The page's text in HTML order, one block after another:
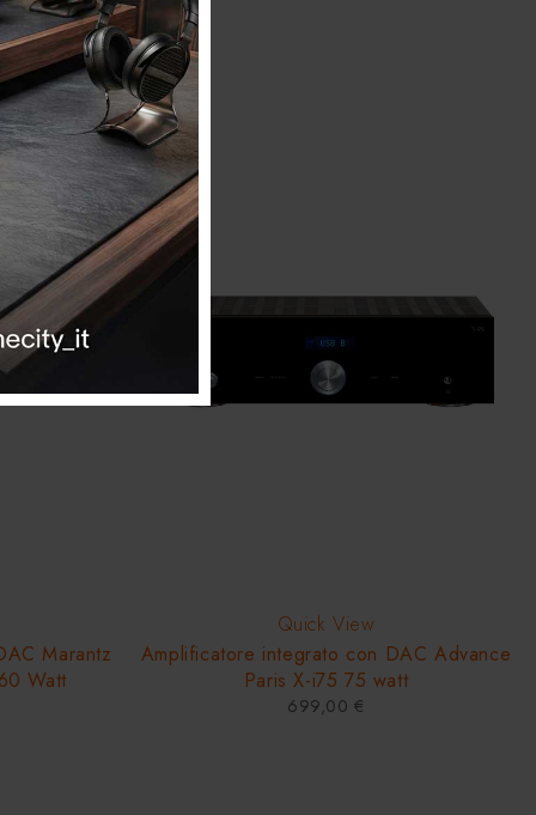
Marantz
Watt
Quick View
Amplificatore integrato con DAC Advance
Paris X-i75 75 watt
699,00€